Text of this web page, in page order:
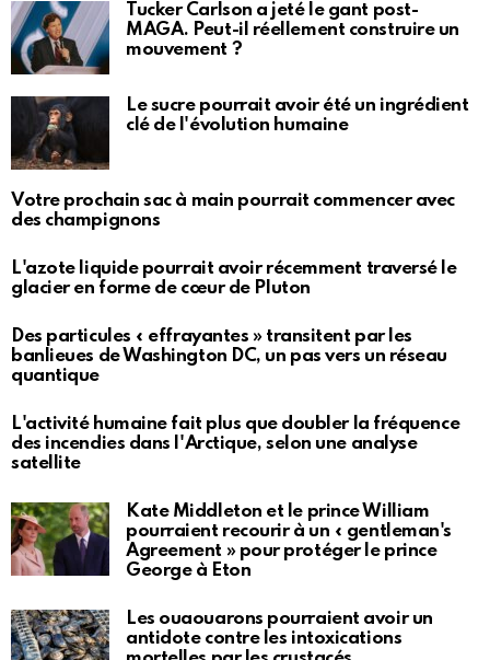
Tucker Carlson a jeté le gant post-
MAGA. Peut-il réellement construire un
mouvement ?
Le sucre pourrait avoir été un ingrédient
clé de l'évolution humaine
Votre prochain sac à main pourrait commencer avec
des champignons
L'azote liquide pourrait avoir récemment traversé le
glacier en forme de cœur de Pluton
Des particules « effrayantes » transitent par les
banlieues de Washington DC, un pas vers un réseau
quantique
L'activité humaine fait plus que doubler la fréquence
des incendies dans l'Arctique, selon une analyse
satellite
Kate Middleton et le prince William
pourraient recourir à un « gentleman's
Agreement » pour protéger le prince
George à Eton
Les ouaouarons pourraient avoir un
antidote contre les intoxications